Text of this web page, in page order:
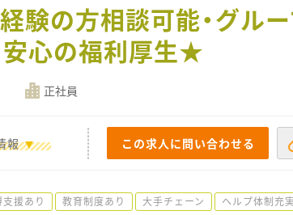
験の方相談可能・グル
心の福利厚生★
正社員
報 この求人に問い合わせる
援あり 教育制度あり 大手チェーン ヘルプ体制充